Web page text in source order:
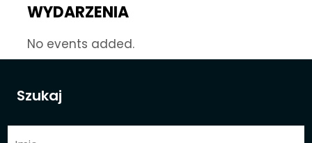
Szukaj
WYDARZENIA
No events added.